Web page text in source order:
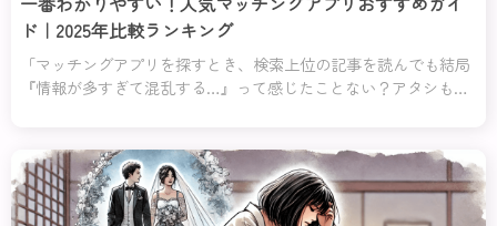
ド｜2025年比較ランキング
「マッチングアプリを探すとき、検索上位の記事を読んでも結局
『情報が多すぎて混乱する…』って感じたことない？アタシもそ